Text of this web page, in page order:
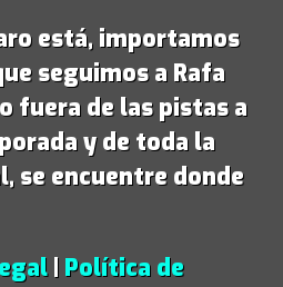
está, importamos
seguimos a Rafa
fuera de las pistas a
y de toda la
se encuentre donde
| Política de